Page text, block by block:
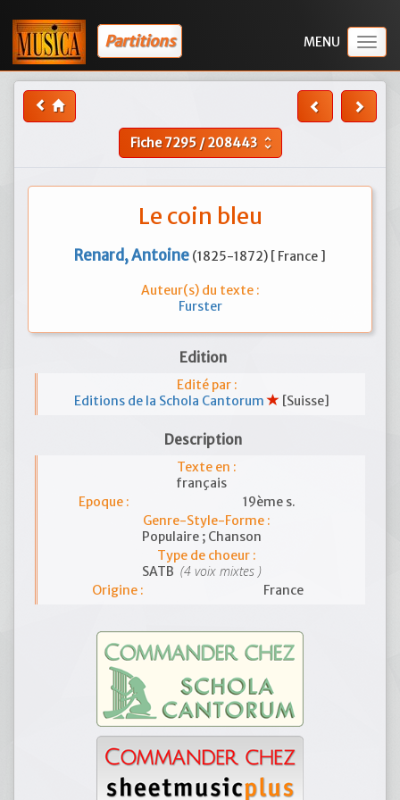
Partitions
Fiche7295/208443 unfold_more
Le coin bleu
Renard, Antoine (1825-1872) [ France ]
Auteur(s) du texte :
Furster
Edition
Edité par :
Editions de la Schola Cantorum
[Suisse]
Description
Texte en :
français
Epoque :
19ème s.
Genre-Style-Forme :
Populaire ; Chanson
Type de choeur :
SATB (4 voix mixtes )
Origine : France